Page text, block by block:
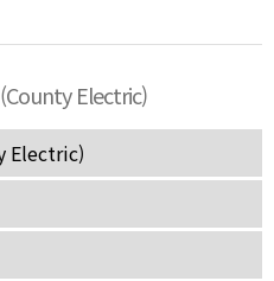
(County Electric)